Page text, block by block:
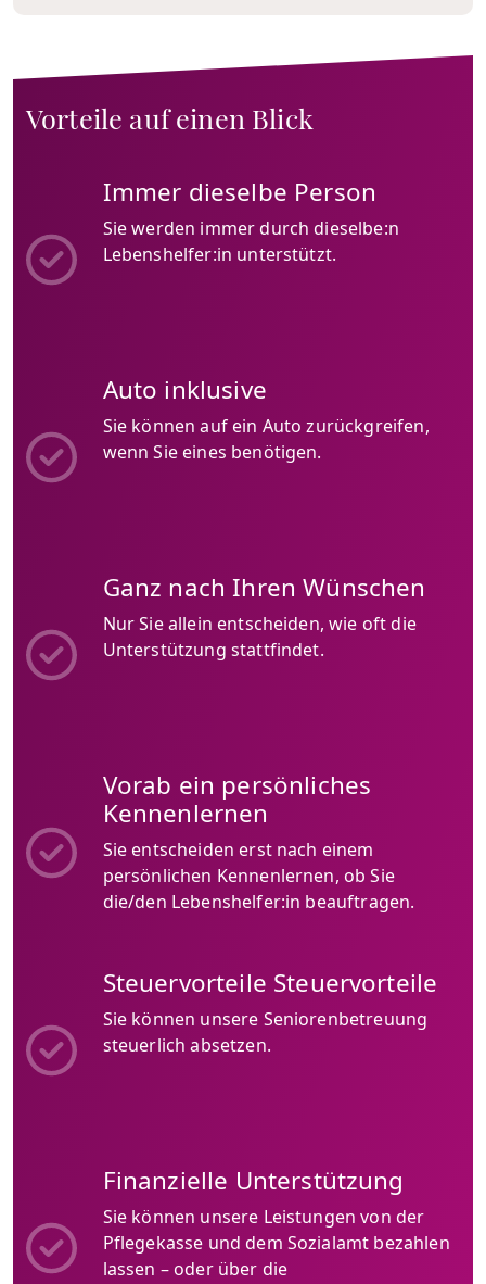
Vorteile auf einen Blick
Immer dieselbe Person
Sie werden immer durch dieselbe:n
Lebenshelfer:in unterstützt.
Auto inklusive
Sie können auf ein Auto zurückgreifen,
wenn Sie eines benötigen.
Ganz nach Ihren Wünschen
Nur Sie allein entscheiden, wie oft die
Unterstützung stattfindet.
Vorab ein persönliches
Kennenlernen
Sie entscheiden erst nach einem
persönlichen Kennenlernen, ob Sie
die/den Lebenshelfer:in beauftragen.
Steuervorteile Steuervorteile
Sie können unsere Seniorenbetreuung
steuerlich absetzen.
Finanzielle Unterstützung
Sie können unsere Leistungen von der
Pflegekasse und dem Sozialamt bezahlen
lassen – oder über die